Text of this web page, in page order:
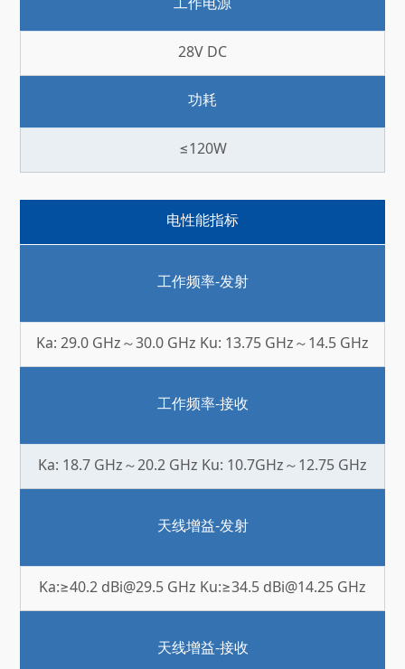
工作电源
28V DC
功耗
≤120W
电性能指标
工作频率-发射
Ka: 29.0 GHz～30.0 GHz Ku: 13.75 GHz～14.5 GHz
工作频率-接收
Ka: 18.7 GHz～20.2 GHz Ku: 10.7GHz～12.75 GHz
天线增益-发射
Ka:≥40.2 dBi@29.5 GHz Ku:≥34.5 dBi@14.25 GHz
天线增益-接收